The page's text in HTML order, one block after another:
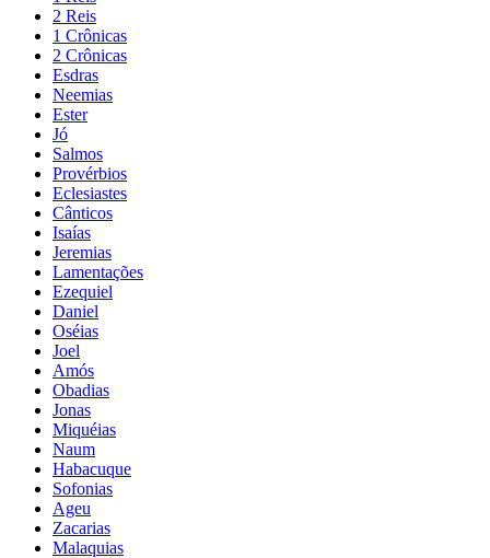
2 Reis
1 Crônicas
2 Crônicas
Esdras
Neemias
Ester
Jó
Salmos
Provérbios
Eclesiastes
Cânticos
Isaías
Jeremias
Lamentações
Ezequiel
Daniel
Oséias
Joel
Amós
Obadias
Jonas
Miquéias
Naum
Habacuque
Sofonias
Ageu
Zacarias
Malaquias